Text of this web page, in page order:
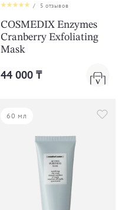
/ 5 отзывов
COSMEDIX Enzymes
Cranberry Exfoliating
Mask
44 000 ₸
60 мл